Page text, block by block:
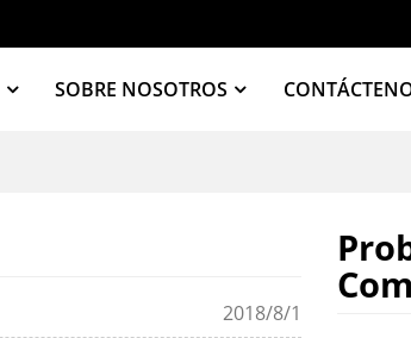
SOBRE NOSOTROS
2018/8/1